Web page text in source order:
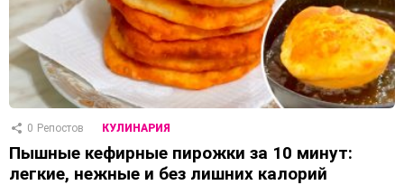
0 Репостов КУЛИНАРИЯ
Пышные кефирные пирожки за 10 минут:
легкие, нежные и без лишних калорий